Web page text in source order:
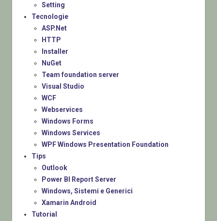
Setting
Tecnologie
ASP.Net
HTTP
Installer
NuGet
Team foundation server
Visual Studio
WCF
Webservices
Windows Forms
Windows Services
WPF Windows Presentation Foundation
Tips
Outlook
Power BI Report Server
Windows, Sistemi e Generici
Xamarin Android
Tutorial